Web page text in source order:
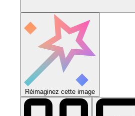
Réimaginez cette image